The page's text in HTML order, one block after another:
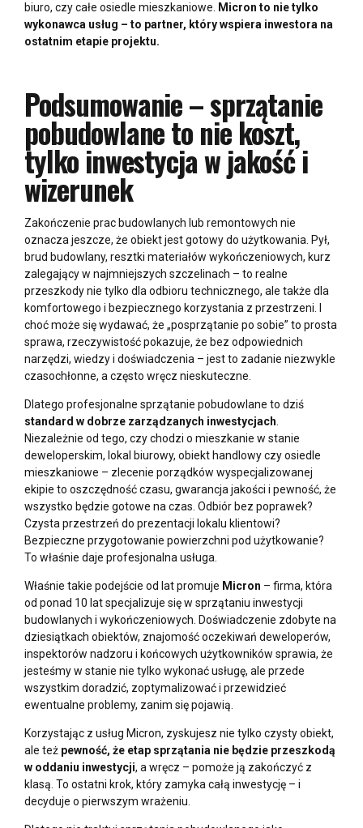
biuro, czy całe osiedle mieszkaniowe.
Micron to nie tylko
wykonawca usług – to partner, który wspiera inwestora na
ostatnim etapie projektu.
Podsumowanie – sprzątanie
pobudowlane to nie koszt,
tylko inwestycja w jakość i
wizerunek
Zakończenie prac budowlanych lub remontowych nie
oznacza jeszcze, że obiekt jest gotowy do użytkowania. Pył,
brud budowlany, resztki materiałów wykończeniowych, kurz
zalegający w najmniejszych szczelinach – to realne
przeszkody nie tylko dla odbioru technicznego, ale także dla
komfortowego i bezpiecznego korzystania z przestrzeni. I
choć może się wydawać, że „posprzątanie po sobie” to prosta
sprawa, rzeczywistość pokazuje, że bez odpowiednich
narzędzi, wiedzy i doświadczenia – jest to zadanie niezwykle
czasochłonne, a często wręcz nieskuteczne.
Dlatego profesjonalne sprzątanie pobudowlane to dziś
standard w dobrze zarządzanych inwestycjach
Niezależnie od tego, czy chodzi o mieszkanie w stanie
deweloperskim, lokal biurowy, obiekt handlowy czy osiedle
mieszkaniowe – zlecenie porządków wyspecjalizowanej
ekipie to oszczędność czasu, gwarancja jakości i pewność, że
wszystko będzie gotowe na czas. Odbiór bez poprawek?
Czysta przestrzeń do prezentacji lokalu klientowi?
Bezpieczne przygotowanie powierzchni pod użytkowanie?
To właśnie daje profesjonalna usługa.
Właśnie takie podejście od lat promuje Micron – firma, która
od ponad 10 lat specjalizuje się w sprzątaniu inwestycji
budowlanych i wykończeniowych. Doświadczenie zdobyte na
dziesiątkach obiektów, znajomość oczekiwań deweloperów,
inspektorów nadzoru i końcowych użytkowników sprawia, że
jesteśmy w stanie nie tylko wykonać usługę, ale przede
wszystkim doradzić, zoptymalizować i przewidzieć
ewentualne problemy, zanim się pojawią.
Korzystając z usług Micron, zyskujesz nie tylko czysty obiekt,
ale też pewność, że etap sprzątania nie będzie przeszkodą
w oddaniu inwestycji, a wręcz – pomoże ją zakończyć z
klasą. To ostatni krok, który zamyka całą inwestycję – i
decyduje o pierwszym wrażeniu.